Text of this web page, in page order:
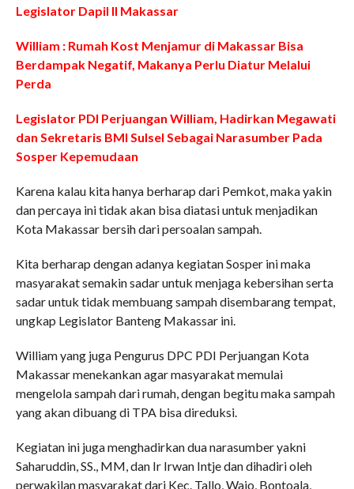
Legislator Dapil ll Makassar
William : Rumah Kost Menjamur di Makassar Bisa
Berdampak Negatif, Makanya Perlu Diatur Melalui
Perda
Legislator PDI Perjuangan William, Hadirkan Megawati
dan Sekretaris BMI Sulsel Sebagai Narasumber Pada
Sosper Kepemudaan
Karena kalau kita hanya berharap dari Pemkot, maka yakin
dan percaya ini tidak akan bisa diatasi untuk menjadikan
Kota Makassar bersih dari persoalan sampah.
Kita berharap dengan adanya kegiatan Sosper ini maka
masyarakat semakin sadar untuk menjaga kebersihan serta
sadar untuk tidak membuang sampah disembarang tempat,
ungkap Legislator Banteng Makassar ini.
William yang juga Pengurus DPC PDI Perjuangan Kota
Makassar menekankan agar masyarakat memulai
mengelola sampah dari rumah, dengan begitu maka sampah
yang akan dibuang di TPA bisa direduksi.
Kegiatan ini juga menghadirkan dua narasumber yakni
Saharuddin, SS., MM, dan Ir Irwan Intje dan dihadiri oleh
perwakilan masyarakat dari Kec. Tallo, Wajo, Bontoala,